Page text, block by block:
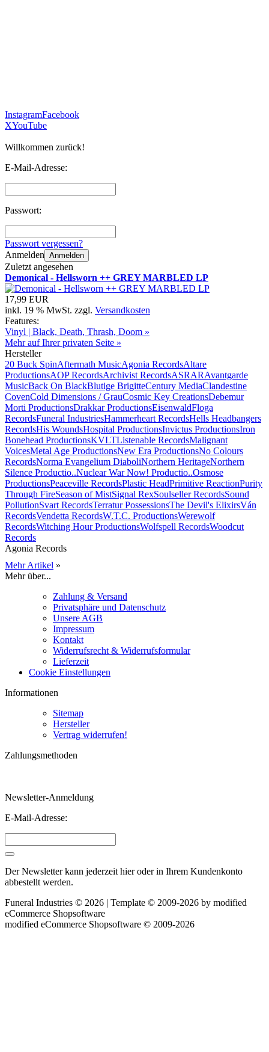
InstagramFacebook
XYouTube
Willkommen zurück!
E-Mail-Adresse:
Passwort:
Passwort vergessen?
Anmelden Anmelden
Zuletzt angesehen
Demonical - Hellsworn ++ GREY MARBLED LP
17,99 EUR
inkl. 19 % MwSt. zzgl. Versandkosten
Features:
Vinyl | Black, Death, Thrash, Doom »
Mehr auf Ihrer privaten Seite »
Hersteller
20 Buck SpinAftermath MusicAgonia RecordsAltare
ProductionsAOP RecordsArchivist RecordsASRARAvantgarde
MusicBack On BlackBlutige BrigitteCentury MediaClandestine
CovenCold Dimensions / GrauCosmic Key CreationsDebemur
Morti ProductionsDrakkar ProductionsEisenwaldFloga
RecordsFuneral IndustriesHammerheart RecordsHells Headbangers
RecordsHis WoundsHospital ProductionsInvictus ProductionsIron
Bonehead ProductionsKVLTListenable RecordsMalignant
VoicesMetal Age ProductionsNew Era ProductionsNo Colours
RecordsNorma Evangelium DiaboliNorthern HeritageNorthern
Silence Productio..Nuclear War Now! Productio..Osmose
ProductionsPeaceville RecordsPlastic HeadPrimitive ReactionPurity
Through FireSeason of MistSignal RexSoulseller RecordsSound
PollutionSvart RecordsTerratur PossessionsThe Devil's ElixirsVán
RecordsVendetta RecordsW.T.C. ProductionsWerewolf
RecordsWitching Hour ProductionsWolfspell RecordsWoodcut
Records
Agonia Records
Mehr Artikel »
Mehr über...
Zahlung & Versand
Privatsphäre und Datenschutz
Unsere AGB
Impressum
Kontakt
Widerrufsrecht & Widerrufsformular
Lieferzeit
Cookie Einstellungen
Informationen
Sitemap
Hersteller
Vertrag widerrufen!
Zahlungsmethoden
Newsletter-Anmeldung
E-Mail-Adresse:
Der Newsletter kann jederzeit hier oder in Ihrem Kundenkonto
abbestellt werden.
Funeral Industries © 2026 | Template © 2009-2026 by modified
eCommerce Shopsoftware
modified eCommerce Shopsoftware © 2009-2026